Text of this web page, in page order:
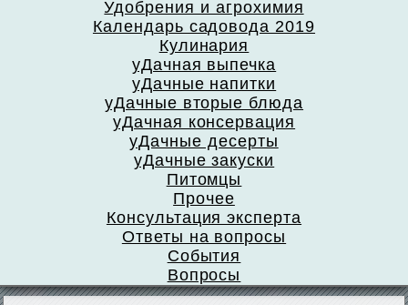
Удобрения и агрохимия
Календарь садовода 2019
Кулинария
уДачная выпечка
уДачные напитки
уДачные вторые блюда
уДачная консервация
уДачные десерты
уДачные закуски
Питомцы
Прочее
Консультация эксперта
Ответы на вопросы
События
Вопросы